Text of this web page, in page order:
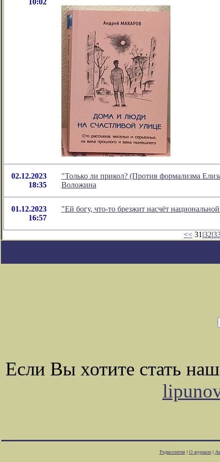
10:02
02.12.2023
18:35
"Только ли прикол? (Против формализма
Воложина
01.12.2023
16:57
"Ей богу, что-то брезжит насчёт
<< 31|32|
Если Вы хотите стать
Редколлегия| О журнале|